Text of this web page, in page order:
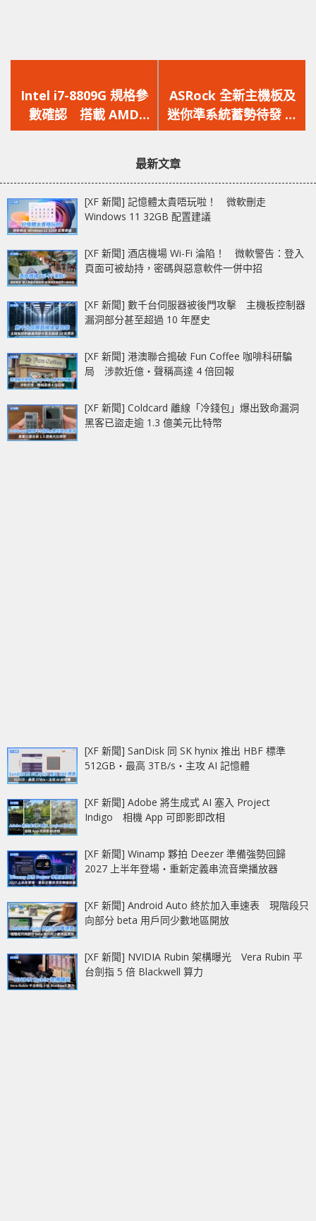
一
篇
文
Intel i7-8809G 規格參
數確認 搭載 AMD
Vega 保留 HD630 內
一
篇
文
ASRock 全新主機板及
迷你準系統蓄勢待發 強
勢襲捲CES 2018
最新文章
[XF 新聞] 記憶體太貴唔玩啦！ 微軟刪走
Windows 11 32GB 配置建議
[XF 新聞] 酒店機場 Wi-Fi 淪陷！ 微軟警告：登入
頁面可被劫持，密碼與惡意軟件一併中招
[XF 新聞] 數千台伺服器被後門攻擊 主機板控制器
漏洞部分甚至超過 10 年歷史
[XF 新聞] 港澳聯合搗破 Fun Coffee 咖啡科研騙
局 涉款近億‧聲稱高達 4 倍回報
[XF 新聞] Coldcard 離線「冷錢包」爆出致命漏洞
黑客已盜走逾 1.3 億美元比特幣
[XF 新聞] SanDisk 同 SK hynix 推出 HBF 標準
512GB‧最高 3TB/s‧主攻 AI 記憶體
[XF 新聞] Adobe 將生成式 AI 塞入 Project
Indigo 相機 App 可即影即改相
[XF 新聞] Winamp 夥拍 Deezer 準備強勢回歸
2027 上半年登場‧重新定義串流音樂播放器
[XF 新聞] Android Auto 終於加入車速表 現階段只
向部分 beta 用戶同少數地區開放
[XF 新聞] NVIDIA Rubin 架構曝光 Vera Rubin 平
台劍指 5 倍 Blackwell 算力